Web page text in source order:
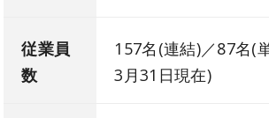
従業員
数
157名(連結)／87名
3月31日現在)